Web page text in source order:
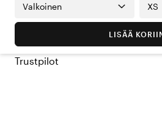
Valkoinen XS
LISÄÄ
Trustpilot